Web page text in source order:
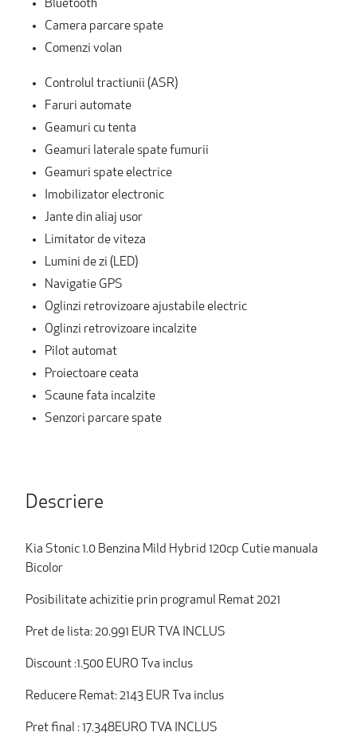
Bluetooth
Camera parcare spate
Comenzi volan
Controlul tractiunii (ASR)
Faruri automate
Geamuri cu tenta
Geamuri laterale spate fumurii
Geamuri spate electrice
Imobilizator electronic
Jante din aliaj usor
Limitator de viteza
Lumini de zi (LED)
Navigatie GPS
Oglinzi retrovizoare ajustabile electric
Oglinzi retrovizoare incalzite
Pilot automat
Proiectoare ceata
Scaune fata incalzite
Senzori parcare spate
Descriere
Kia Stonic 1.0 Benzina Mild Hybrid 120cp Cutie manuala
Bicolor
Posibilitate achizitie prin programul Remat 2021
Pret de lista: 20.991 EUR TVA INCLUS
Discount :1.500 EURO Tva inclus
Reducere Remat: 2143 EUR Tva inclus
Pret final : 17.348EURO TVA INCLUS